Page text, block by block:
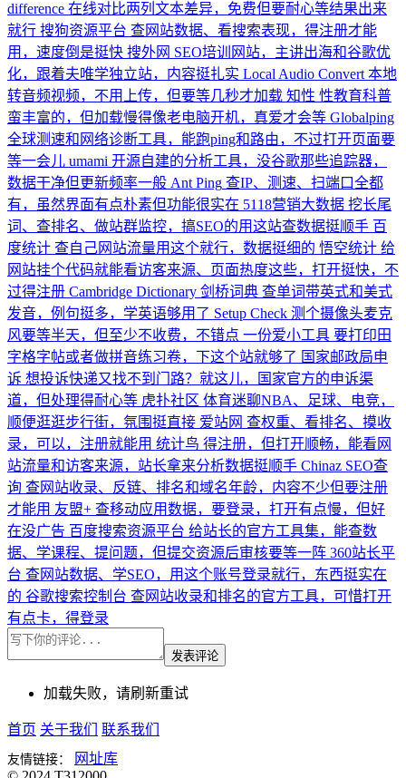
difference 在线对比两列文本差异，免费但要耐心等结果出来
就行 搜狗资源平台 查网站数据、看搜索表现，得注册才能
用，速度倒是挺快 搜外网 SEO培训网站，主讲出海和谷歌优
化，跟着夫唯学独立站，内容挺扎实 Local Audio Convert 本地
转音频视频，不用上传，但要等几秒才加载 知性 性教育科普
蛮丰富的，但加载慢得像老电脑开机，真爱才会等 Globalping
全球测速和网络诊断工具，能跑ping和路由，不过打开页面要
等一会儿 umami 开源自建的分析工具，没谷歌那些追踪器，
数据干净但更新频率一般 Ant Ping 查IP、测速、扫端口全都
有，虽然界面有点朴素但功能很实在 5118营销大数据 挖长尾
词、查排名、做站群监控，搞SEO的用这站查数据挺顺手 百
度统计 查自己网站流量用这个就行，数据挺细的 悟空统计 给
网站挂个代码就能看访客来源、页面热度这些，打开挺快，不
过得注册 Cambridge Dictionary 剑桥词典 查单词带英式和美式
发音，例句挺多，学英语够用了 Setup Check 测个摄像头麦克
风要等半天，但至少不收费，不错点 一份爱小工具 要打印田
字格字帖或者做拼音练习卷，下这个站就够了 国家邮政局申
诉 想投诉快递又找不到门路？就这儿，国家官方的申诉渠
道，但处理得耐心等 虎扑社区 体育迷聊NBA、足球、电竞，
顺便逛逛步行街，氛围挺直接 爱站网 查权重、看排名、摸收
录，可以，注册就能用 统计鸟 得注册，但打开顺畅，能看网
站流量和访客来源，站长拿来分析数据挺顺手 Chinaz SEO查
询 查网站收录、反链、排名和域名年龄，内容不少但要注册
才能用 友盟+ 查移动应用数据，要登录，打开有点慢，但好
在没广告 百度搜索资源平台 给站长的官方工具集，能查数
据、学课程、提问题，但提交资源后审核要等一阵 360站长平
台 查网站数据、学SEO，用这个账号登录就行，东西挺实在
的 谷歌搜索控制台 查网站收录和排名的官方工具，可惜打开
有点卡，得登录
发表评论
加载失败，请刷新重试
首页 关于我们 联系我们
友情链接：
网址库